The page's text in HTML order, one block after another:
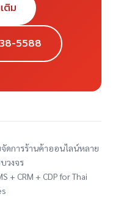
ติม
5588
ดการร้านค้าออนไลน์หลาย
วงจร
+ CRM + CDP for Thai